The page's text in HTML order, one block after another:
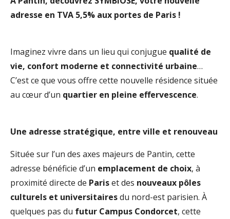
adresse en TVA 5,5% aux portes de Paris !
Imaginez vivre dans un lieu qui conjugue qualité de
vie, confort moderne et connectivité urbaine…
C’est ce que vous offre cette nouvelle résidence située
au cœur d’un quartier en pleine effervescence.
Une adresse stratégique, entre ville et renouveau
Située sur l’un des axes majeurs de Pantin, cette
adresse bénéficie d’un emplacement de choix, à
proximité directe de Pariset des nouveaux pôles
culturels et universitairesdu nord-est parisien. À
quelques pas du futur Campus Condorcet, cette